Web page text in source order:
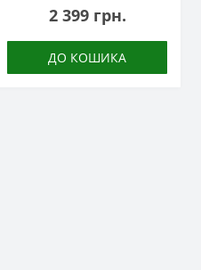
2 399 грн.
ДО КОШИКА